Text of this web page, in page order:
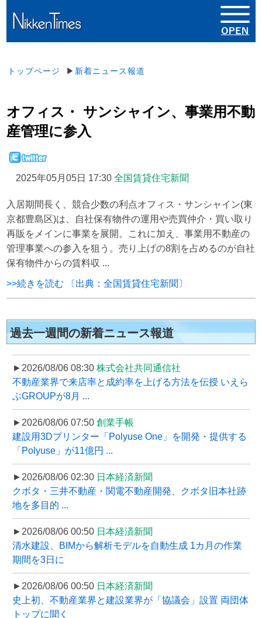
トップページ ▶ 新着ニュース報道
オフィス・ サンシャイン、事業用不動
産管理に参入
2025年05月05日 17:30 全国賃貸住宅新聞
入居期間長く、競合少数の利点オフィス・サンシャイン(東
京都豊島区)は、自社保有物件の運用や売買仲介・買い取り
再販をメインに事業を展開。これに加え、事業用不動産の
管理事業への参入を狙う。売り上げの8割を占めるのが自社
保有物件からの賃料収 ...
>>続きを読む 〔出典：全国賃貸住宅新聞〕
過去一週間の新着ニュース報道
►2026/08/06 08:30 株式会社共同通信社
不動産業界で来店率と成約率を上げる方法を伝授 いえら
ぶGROUPが8月 ...
►2026/08/06 07:50 創業手帳
建設用3Dプリンター「Polyuse One」を開発・提供する
「Polyuse」が11億円 ...
►2026/08/06 02:30 日本経済新聞
クボタ・三井不動産・関電不動産開発、クボタ旧本社跡
地を多目的 ...
►2026/08/06 00:50 日本経済新聞
清水建設、BIMから解析モデルを自動生成 1カ月の作業
期間を3日に
►2026/08/06 00:50 日本経済新聞
史上初、不動産業界と建設業界が「協議会」設置 両団体
トップに聞く